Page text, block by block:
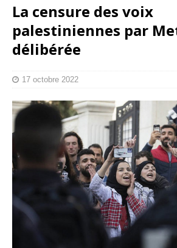
La censure des voix
palestiniennes par
délibérée
17 octobre 2022